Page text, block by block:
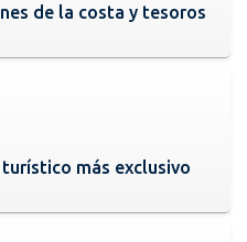
de la costa y tesoros
más exclusivo